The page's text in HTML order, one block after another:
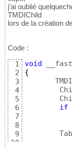
j'ai oublié
TMDIChild
lors de la création
Code :
1
2
3
4
5
6
7
8
9
10
void
{
if